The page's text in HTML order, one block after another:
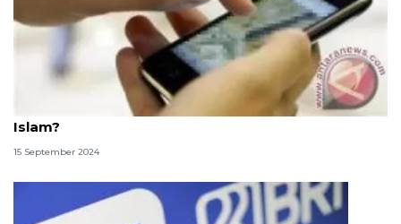
Apakah menonton film porno termasuk zina dalam
Islam?
15 September 2024